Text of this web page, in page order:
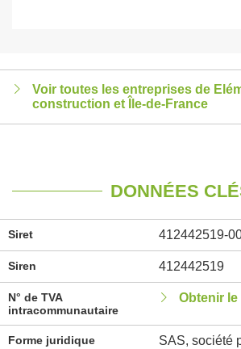
Voir toutes les entreprises de
construction et Île-de-France
DONNÉES
Siret 412442519-
Siren 412442519
N° de TVA
intracommunautaire
Obtenir
Forme juridique
SAS, société